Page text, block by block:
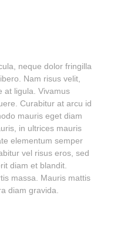
neque dolor fringilla
Nam risus velit,
at ligula. Vivamus
Curabitur at arcu id
mauris eget diam
in ultrices mauris
elementum semper
vel risus eros, sed
diam et blandit.
massa. Mauris mattis
diam gravida.